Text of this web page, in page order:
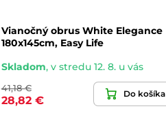
Vianočný obrus White Elegance
180x145cm, Easy Life
Skladom, v stredu 12. 8. u vás
41,18 €
28,82 €
Do košíka